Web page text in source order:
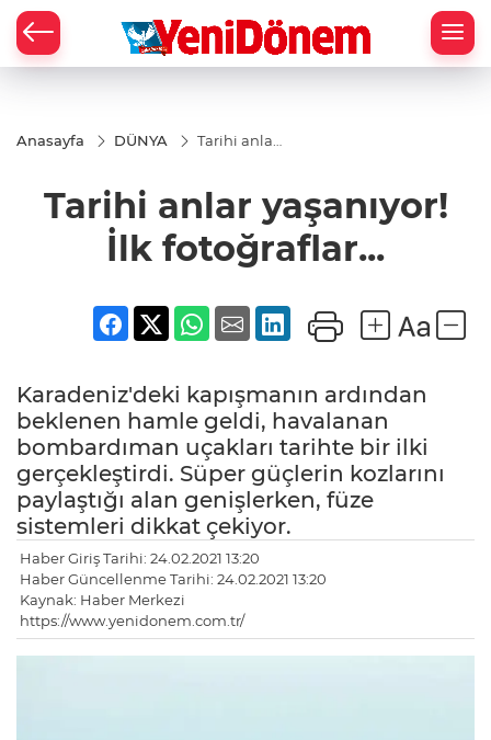
Anasayfa DÜNYA
Tarihi anlar
fotoğraflar...
Tarihi anlar yaşanıyor!
İlk fotoğraflar...
Karadeniz'deki kapışmanın ardından
beklenen hamle geldi, havalanan
bombardıman uçakları tarihte bir ilki
gerçekleştirdi. Süper güçlerin kozlarını
paylaştığı alan genişlerken, füze
sistemleri dikkat çekiyor.
Haber Giriş Tarihi: 24.02.2021 13:20
Haber Güncellenme Tarihi: 24.02.2021 13:20
Kaynak: Haber Merkezi
https://www.yenidonem.com.tr/